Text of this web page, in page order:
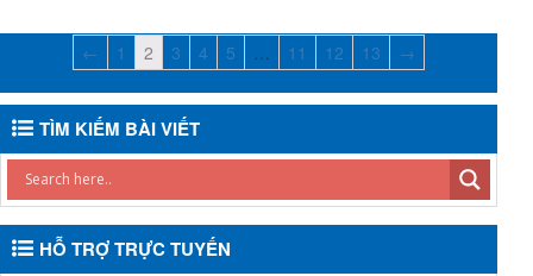
← 1 2 3 4 5 … 11 12 13 →
TÌM KIẾM BÀI VIẾT
HỖ TRỢ TRỰC TUYẾN